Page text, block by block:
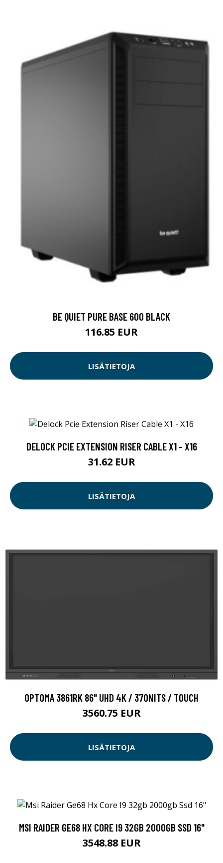
BE QUIET PURE BASE 600 BLACK
116.85 EUR
LISÄTIETOJA
DELOCK PCIE EXTENSION RISER CABLE X1 - X16
31.62 EUR
LISÄTIETOJA
OPTOMA 3861RK 86" UHD 4K / 370NITS / TOUCH
3560.75 EUR
LISÄTIETOJA
MSI RAIDER GE68 HX CORE I9 32GB 2000GB SSD 16"
3548.88 EUR